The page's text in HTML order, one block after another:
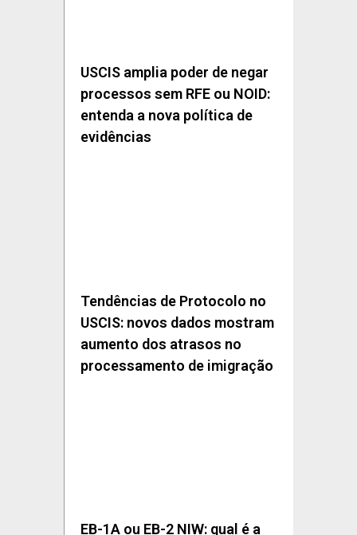
USCIS amplia poder de negar
processos sem RFE ou NOID:
entenda a nova política de
evidências
Tendências de Protocolo no
USCIS: novos dados mostram
aumento dos atrasos no
processamento de imigração
EB-1A ou EB-2 NIW: qual é a